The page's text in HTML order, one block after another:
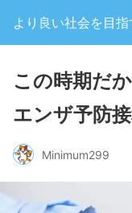
より良い社会を目
この時期だ
エンザ予防
Minimum299